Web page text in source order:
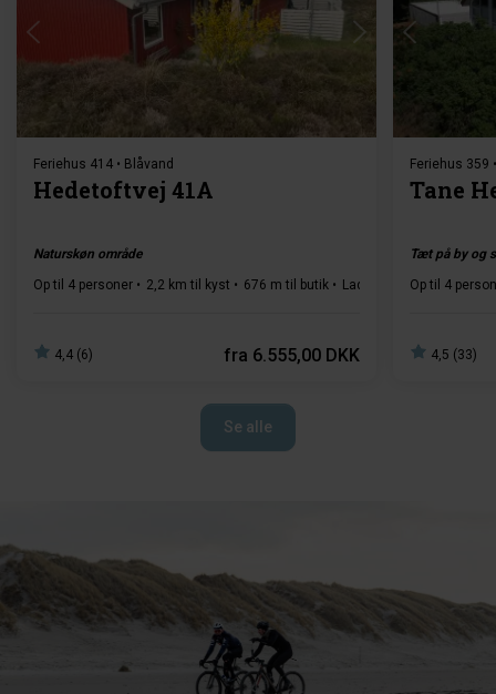
Indlæser...
Feriehus 414 • Blåvand
Hedetoftvej 41A
Naturskøn område
Op til 4 personer
2,2 km til kyst 676 m til butik Ladestander type 2 2
4,4 (6) fra 6.555,00 DKK
Feriehus 359
Tane
Tæt på by og
Op til 4
4,5 (33)
Se alle